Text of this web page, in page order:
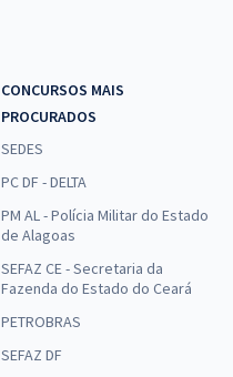
CONCURSOS MAIS
PROCURADOS
SEDES
PC DF - DELTA
PM AL - Polícia Militar do Estado
de Alagoas
SEFAZ CE - Secretaria da
Fazenda do Estado do Ceará
PETROBRAS
SEFAZ DF